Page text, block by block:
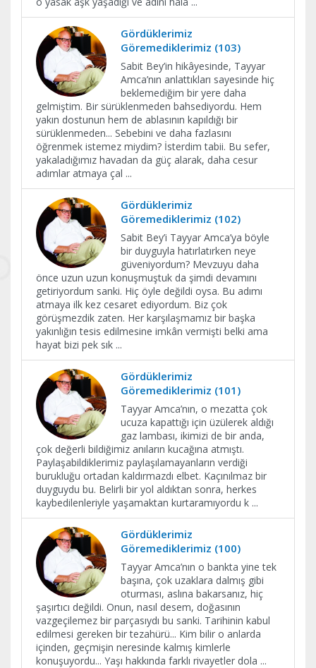
Gördüklerimiz
Göremediklerimiz (103)
Sabit Bey’in hikâyesinde, Tayyar
Amca’nın anlattıkları sayesinde hiç
beklemediğim bir yere daha
gelmiştim. Bir sürüklenmeden bahsediyordu. Hem
yakın dostunun hem de ablasının kapıldığı bir
sürüklenmeden... Sebebini ve daha fazlasını
öğrenmek istemez miydim? İsterdim tabii. Bu sefer,
yakaladığımız havadan da güç alarak, daha cesur
adımlar atmaya çal ...
Gördüklerimiz
Göremediklerimiz (102)
Sabit Bey’i Tayyar Amca’ya böyle
bir duyguyla hatırlatırken neye
güveniyordum? Mevzuyu daha
önce uzun uzun konuşmuştuk da şimdi devamını
getiriyordum sanki. Hiç öyle değildi oysa. Bu adımı
atmaya ilk kez cesaret ediyordum. Biz çok
görüşmezdik zaten. Her karşılaşmamız bir başka
yakınlığın tesis edilmesine imkân vermişti belki ama
hayat bizi pek sık ...
Gördüklerimiz
Göremediklerimiz (101)
Tayyar Amca’nın, o mezatta çok
ucuza kapattığı için üzülerek aldığı
gaz lambası, ikimizi de bir anda,
çok değerli bildiğimiz anıların kucağına atmıştı.
Paylaşabildiklerimiz paylaşılamayanların verdiği
burukluğu ortadan kaldırmazdı elbet. Kaçınılmaz bir
duyguydu bu. Belirli bir yol aldıktan sonra, herkes
kaybedilenleriyle yaşamaktan kurtaramıyordu k ...
Gördüklerimiz
Göremediklerimiz (100)
Tayyar Amca’nın o bankta yine tek
başına, çok uzaklara dalmış gibi
oturması, aslına bakarsanız, hiç
şaşırtıcı değildi. Onun, nasıl desem, doğasının
vazgeçilemez bir parçasıydı bu sanki. Tarihinin kabul
edilmesi gereken bir tezahürü... Kim bilir o anlarda
içinden, geçmişin neresinde kalmış kimlerle
konuşuyordu... Yaşı hakkında farklı rivayetler dola ...